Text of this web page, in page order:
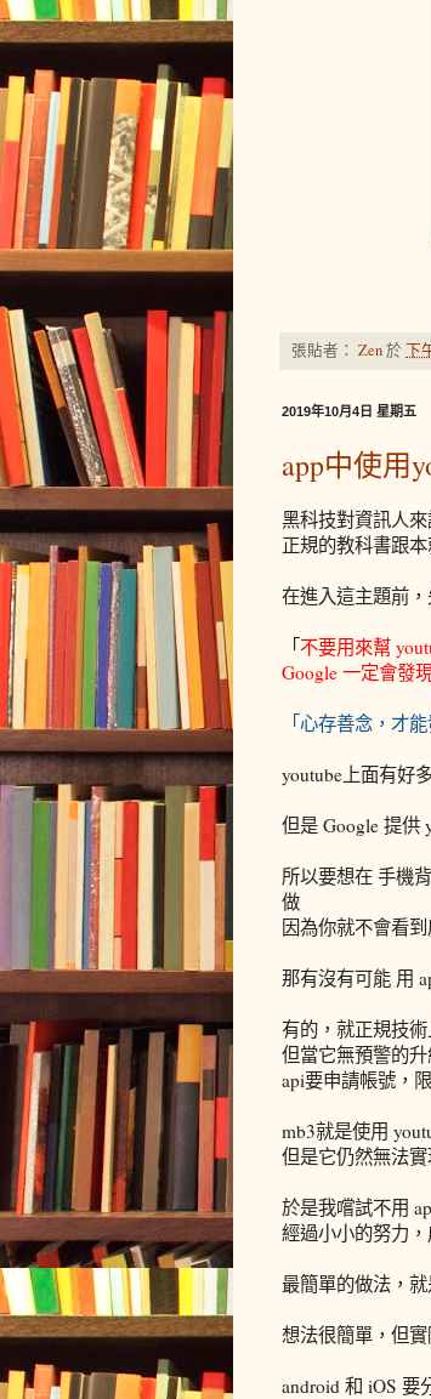
張貼者： Zen於 下
2019年10月4日 星期五
app中使用
黑科技對資訊人
正規的教科書跟
在進入這主題前
「不要用來幫
Google 一定會發
「心存善念，才
youtube上面有好
但是 Google 提供
所以要想在 手機
做
因為你就不會看
那有沒有可能 用
有的，就正規技
但當它無預警的
api要申請帳號，
mb3就是使用
但是它仍然無法
於是我嚐試不用
經過小小的努力
最簡單的做法，
想法很簡單，但
android 和 iOS 要